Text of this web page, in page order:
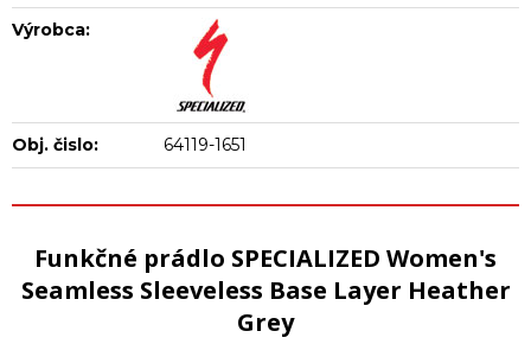
Výrobca:
Obj. čislo: 64119-1651
Funkčné prádlo SPECIALIZED Women's
Seamless Sleeveless Base Layer Heather
Grey